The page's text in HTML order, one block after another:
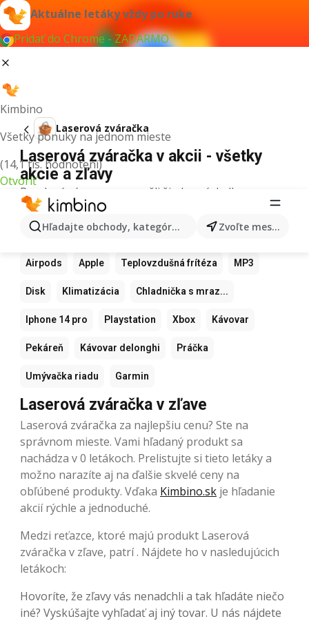
Aktuálne letáky vždy po ruke
Pridať do Chrome - ZADARMO
Kimbino
Všetky ponuky na jednom mieste
(14,1 tis. hodnotení)
Otvoriť
Hľadajte obchody, kategórie, produkty... Zvoľte mesto
Laserová zváračka
Laserová zváračka v akcii - všetky
akcie a zľavy
Pre daný výraz sme nenašli žiadne výsledky.
Ďalšie obľúbené produkty
Samsung Xiaomi Apple Watch
Airpods Apple Teplovzdušná frítéza MP3
Disk Klimatizácia Chladnička s mraz...
Iphone 14 pro Playstation Xbox Kávovar
Pekáreň Kávovar delonghi Práčka
Umývačka riadu Garmin
Laserová zváračka v zľave
Laserová zváračka za najlepšiu cenu? Ste na
správnom mieste. Vami hľadaný produkt sa
nachádza v 0 letákoch. Prelistujte si tieto letáky a
možno narazíte aj na ďalšie skvelé ceny na
obľúbené produkty. Vďaka Kimbino.sk je hľadanie
akcií rýchle a jednoduché.
Medzi reťazce, ktoré majú produkt Laserová
zváračka v zľave, patrí . Nájdete ho v nasledujúcich
letákoch:
Hovoríte, že zľavy vás nenadchli a tak hľadáte niečo
iné? Vyskúšajte vyhľadať aj iný tovar. U nás nájdete